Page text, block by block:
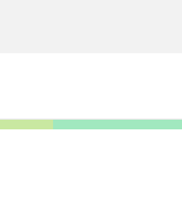
المحتوى